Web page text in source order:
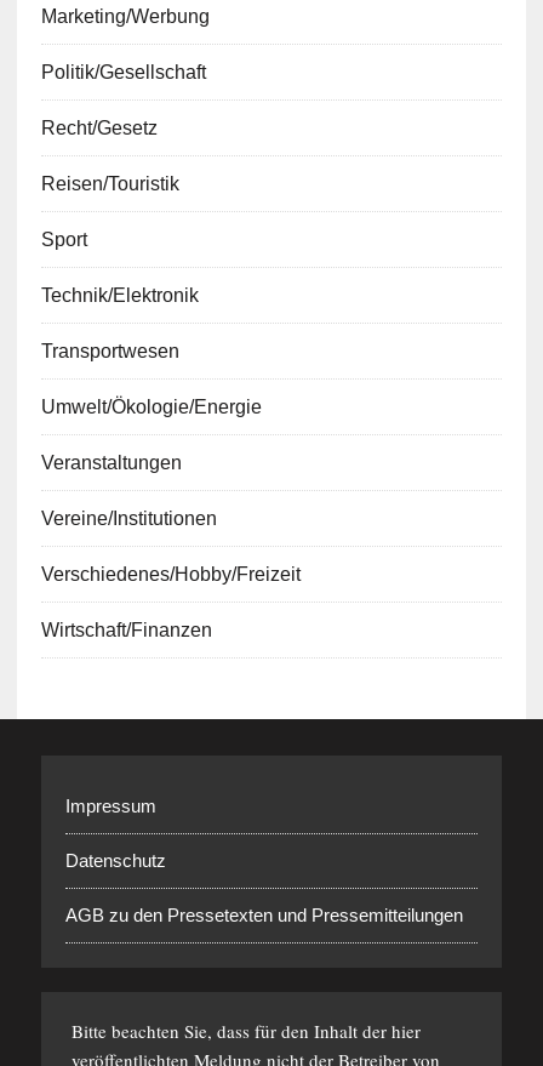
Marketing/Werbung
Politik/Gesellschaft
Recht/Gesetz
Reisen/Touristik
Sport
Technik/Elektronik
Transportwesen
Umwelt/Ökologie/Energie
Veranstaltungen
Vereine/Institutionen
Verschiedenes/Hobby/Freizeit
Wirtschaft/Finanzen
Impressum
Datenschutz
AGB zu den Pressetexten und Pressemitteilungen
Bitte beachten Sie, dass für den Inhalt der hier
veröffentlichten Meldung nicht der Betreiber von